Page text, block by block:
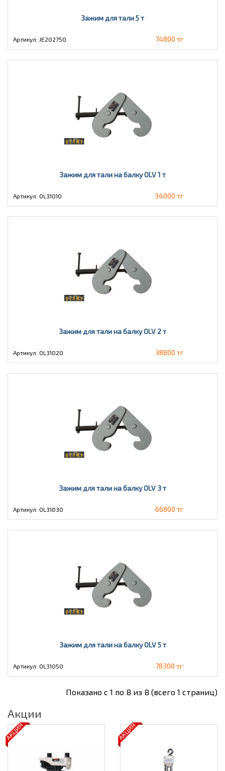
Зажим для тали 5 т
Артикул: JE202750 74800 тг
Зажим для тали на балку OLV 1 т
Артикул: OL31010 34000 тг
Зажим для тали на балку OLV 2 т
Артикул: OL31020 38800 тг
Зажим для тали на балку OLV 3 т
Артикул: OL31030 66800 тг
Зажим для тали на балку OLV 5 т
Артикул: OL31050 78300 тг
Показано с 1 по 8 из 8 (всего 1 страниц)
Акции